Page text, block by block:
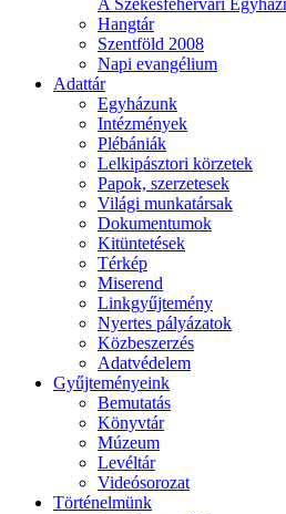
A Székesfehérvári
Hangtár
Szentföld 2008
Napi evangélium
Adattár
Egyházunk
Intézmények
Plébániák
Lelkipásztori körzetek
Papok, szerzetesek
Világi munkatársak
Dokumentumok
Kitüntetések
Térkép
Miserend
Linkgyűjtemény
Nyertes pályázatok
Közbeszerzés
Adatvédelem
Gyűjteményeink
Bemutatás
Könyvtár
Múzeum
Levéltár
Videósorozat
Történelmünk